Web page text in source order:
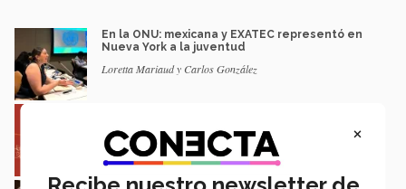
En la ONU: mexicana y EXATEC representó en
Nueva York a la juventud
Loretta Mariaud y Carlos González
Natalia Croda
Estudiantes de 5 campus Tec impulsan
×